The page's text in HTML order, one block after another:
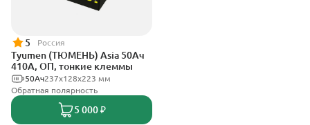
5 Россия
Tyumen (ТЮМЕНЬ) Asia 50Ач
410А, ОП, тонкие клеммы
237х128х223 мм
50Ач
Обратная полярность
5 000 ₽